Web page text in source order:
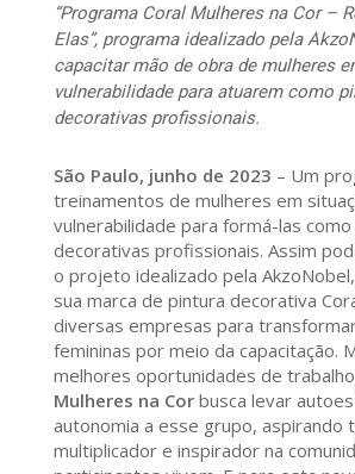
“Programa Coral Mulheres na Cor –
Elas”, programa idealizado pela
capacitar mão de obra de mulheres
vulnerabilidade para atuarem como
decorativas profissionais.
São Paulo, junho de 2023 – Um
treinamentos de mulheres em
vulnerabilidade para formá-las
decorativas profissionais. Assim
o projeto idealizado pela
sua marca de pintura decorativa
diversas empresas para
femininas por meio da capacitação.
melhores oportunidades de
Mulheres na Corbusca levar
autonomia a esse grupo, aspirando
multiplicador e inspirador na